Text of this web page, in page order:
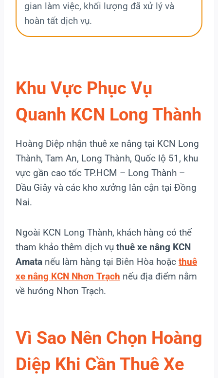
gian làm việc, khối lượng đã xử lý và
hoàn tất dịch vụ.
Khu Vực Phục Vụ
Quanh KCN Long Thành
Hoàng Diệp nhận thuê xe nâng tại KCN Long
Thành, Tam An, Long Thành, Quốc lộ 51, khu
vực gần cao tốc TP.HCM – Long Thành –
Dầu Giây và các kho xưởng lân cận tại Đồng
Nai.
Ngoài KCN Long Thành, khách hàng có thể
tham khảo thêm dịch vụ thuê xe nâng KCN
Amata nếu làm hàng tại Biên Hòa hoặc thuê
xe nâng KCN Nhơn Trạch nếu địa điểm nằm
về hướng Nhơn Trạch.
Vì Sao Nên Chọn Hoàng
Diệp Khi Cần Thuê Xe